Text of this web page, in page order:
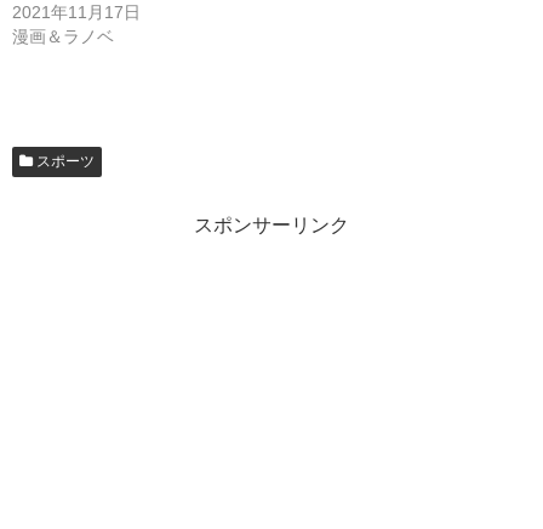
2021年11月17日
漫画＆ラノベ
スポーツ
スポンサーリンク